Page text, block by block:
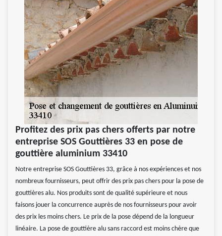
Profitez des prix pas chers offerts par notre
entreprise SOS Gouttières 33 en pose de
gouttière aluminium 33410
Notre entreprise SOS Gouttières 33, grâce à nos expériences et nos
nombreux fournisseurs, peut offrir des prix pas chers pour la pose de
gouttières alu. Nos produits sont de qualité supérieure et nous
faisons jouer la concurrence auprès de nos fournisseurs pour avoir
des prix les moins chers. Le prix de la pose dépend de la longueur
linéaire. La pose de gouttière alu sans raccord est moins chère que